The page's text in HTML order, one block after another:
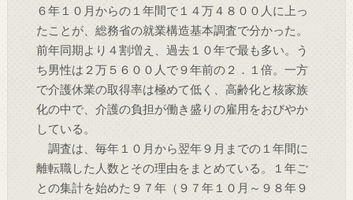
６年１０月からの１年間で１４万４８００人に上っ
たことが、総務省の就業構造基本調査で分かった。
前年同期より４割増え、過去１０年で最も多い。う
ち男性は２万５６００人で９年前の２．１倍。一方
で介護休業の取得率は極めて低く、高齢化と核家族
化の中で、介護の負担が働き盛りの雇用をおびやか
している。
調査は、毎年１０月から翌年９月までの１年間に
離転職した人数とその理由をまとめている。１年ご
との集計を始めた９７年（９７年１０月～９８年９